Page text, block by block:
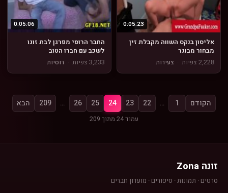
0:05:23
אליסון בנקס השווה מקבלת זין
מבחור מבוגר
2,228 צפיות
· צעירות
0:05:06
החבר הרוסי מפרגן לבת זוגו
לשכב עם חברו הטוב
3,233 צפיות
· רוסיות
הקודם 1
…
22
23
24
25
26
…
209 הבא
עמוד 24 מתוך 209
זונה Zona
סרטים · תמונות · סיפורים · מועדון חברים